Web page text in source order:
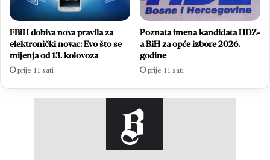
FBiH dobiva nova pravila za
elektronički novac: Evo što se
mijenja od 13. kolovoza
prije 11 sati
Poznata imena kandidata HDZ-
a BiH za opće izbore 2026.
godine
prije 11 sati